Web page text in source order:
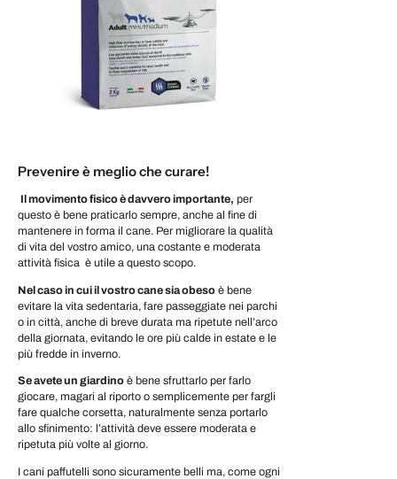
Prevenire è meglio che curare!
Il movimento fisico è davvero importante, per
questo è bene praticarlo sempre, anche al fine di
mantenere in forma il cane. Per migliorare la qualità
di vita del vostro amico, una costante e moderata
attività fisica è utile a questo scopo.
Nel caso in cui il vostro cane sia obeso è bene
evitare la vita sedentaria, fare passeggiate nei parchi
o in città, anche di breve durata ma ripetute nell’arco
della giornata, evitando le ore più calde in estate e le
più fredde in inverno.
Se avete un giardino è bene sfruttarlo per farlo
giocare, magari al riporto o semplicemente per fargli
fare qualche corsetta, naturalmente senza portarlo
allo sfinimento: l’attività deve essere moderata e
ripetuta più volte al giorno.
I cani paffutelli sono sicuramente belli ma, come ogni